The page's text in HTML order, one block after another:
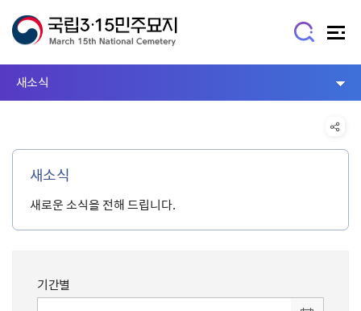
새소식
새소식
새로운 소식을 전해 드립니다.
기간별